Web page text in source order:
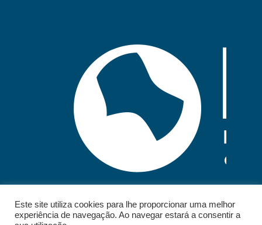
Este site utiliza cookies para lhe proporcionar uma melhor
experiência de navegação. Ao navegar estará a consentir a